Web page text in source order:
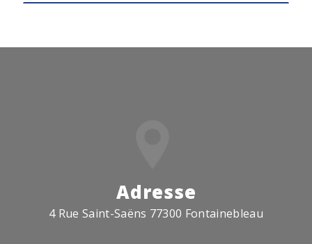
Adresse
4 Rue Saint-Saëns 77300 Fontainebleau